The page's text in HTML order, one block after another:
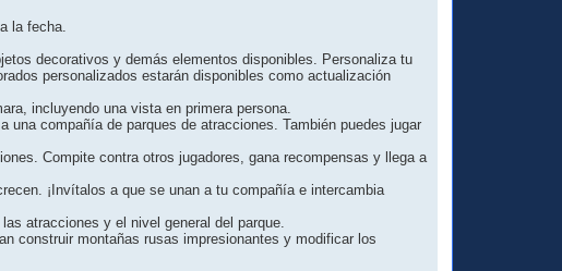
la fecha.
decorativos y demás elementos disponibles. Personaliza tu
personalizados estarán disponibles como actualización
incluyendo una vista en primera persona.
compañía de parques de atracciones. También puedes jugar
Compite contra otros jugadores, gana recompensas y llega a
¡Invítalos a que se unan a tu compañía e intercambia
atracciones y el nivel general del parque.
construir montañas rusas impresionantes y modificar los